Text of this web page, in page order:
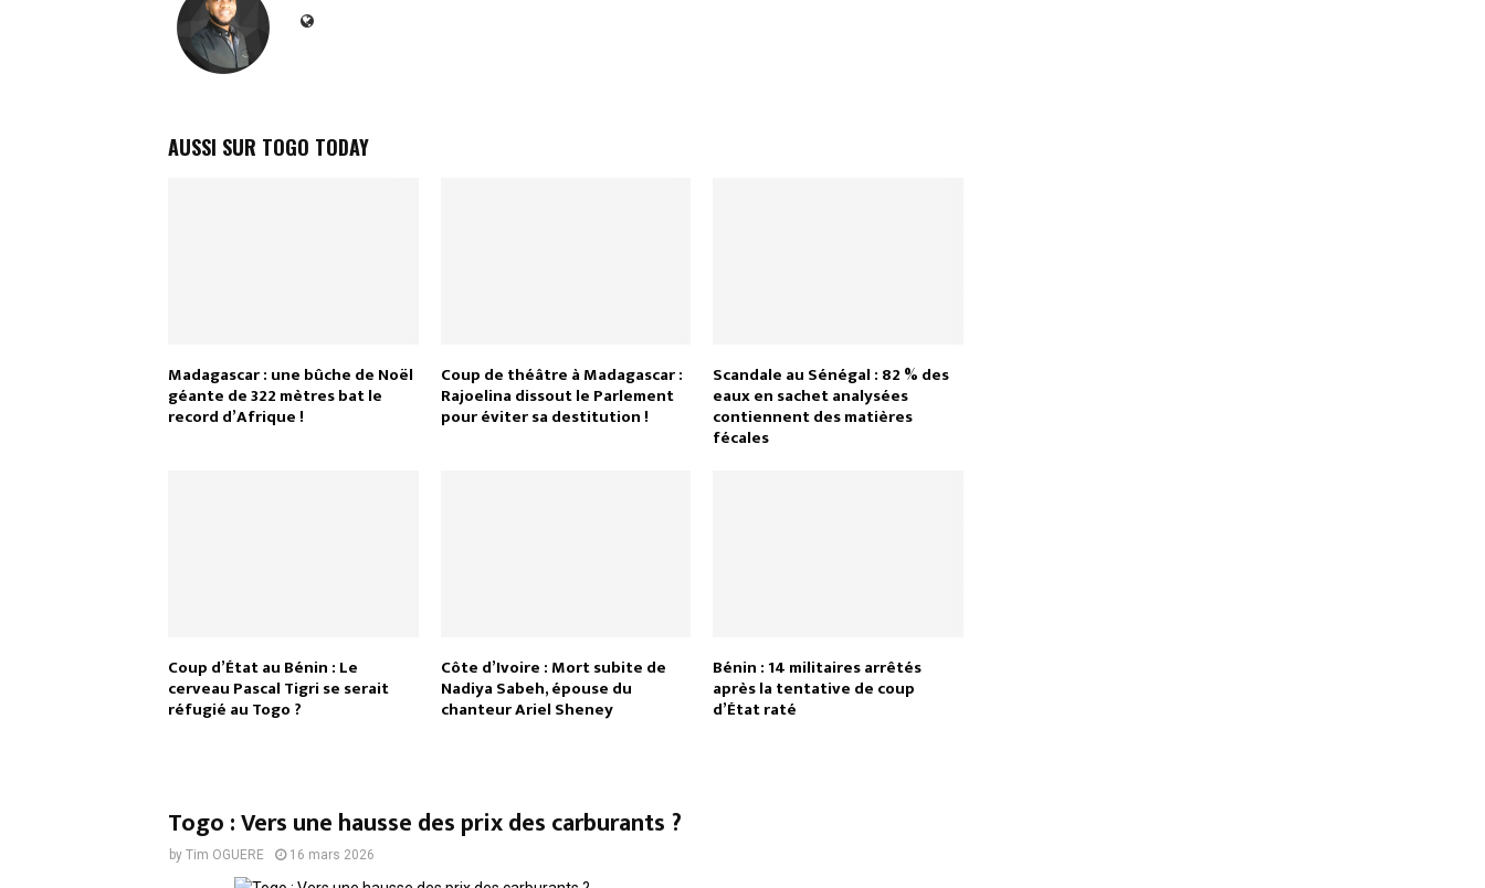
AUSSI SUR TOGO TODAY
Madagascar : une bûche de Noël
géante de 322 mètres bat le
record d’Afrique !
Coup de théâtre à Madagascar :
Rajoelina dissout le Parlement
pour éviter sa destitution !
Scandale au Sénégal : 82 % des
eaux en sachet analysées
contiennent des matières
fécales
Coup d’État au Bénin : Le
cerveau Pascal Tigri se serait
réfugié au Togo ?
Côte d’Ivoire : Mort subite de
Nadiya Sabeh, épouse du
chanteur Ariel Sheney
Bénin : 14 militaires arrêtés
après la tentative de coup
d’État raté
Togo : Vers une hausse des prix des carburants ?
by Tim OGUERE 16 mars 2026